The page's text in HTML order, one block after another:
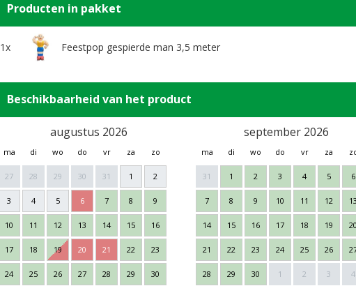
Producten in pakket
1x Feestpop gespierde man 3,5 meter
Beschikbaarheid van het product
augustus 2026
ma di wo do vr za zo
27 28 29 30 31 1 2
3 4 5 6 7 8 9
10 11 12 13 14 15 16
17 18 19 20 21 22 23
24 25 26 27 28 29 30
september 2026
ma di wo do vr za
31 1 2 3 4 5 6
7 8 9 10 11 12 13
14 15 16 17 18 19 20
21 22 23 24 25 26
28 29 30 1 2 3 4